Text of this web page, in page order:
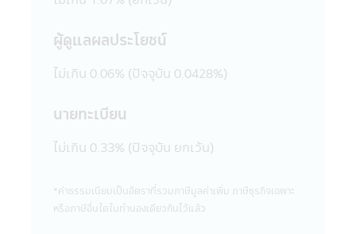
และเป็นผลให้เกิดความเสียหายต่อทรัพย์สิน
เป็นการกระทำที่ผิดกฎหมายและความผิดที่เป็น
ทำความผิดเกี่ยวกับคอมพิวเตอร์ ซึ่งผู้กระทำดัง
หายในทางแพ่งแล้ว อาจต้องรับโทษในทาง
20. เว็บไซต์ต่างๆ ทั้งในประเทศและต่าง
ความสะดวกในการเข้าไปชมเว็บไซต์เท่านั้น ดัง
นั้นการที่เว็บไซต์ดังกล่าวเสนอข้อมูล ความรู้
ผู้ดูแลผลประโยชน์
ไม่เกิน 0.06% (ปัจจุบัน 0.0428%)
นายทะเบียน
ไม่เกิน 0.33% (ปัจจุบัน ยกเว้น)
*ค่าธรรมเนียมเป็นอัตราที่รวมภาษีมูลค่าเพิ่ม ภาษีธุรกิจเฉพาะ
หรือภาษีอื่นใดในทํานองเดียวกันไว้แล้ว